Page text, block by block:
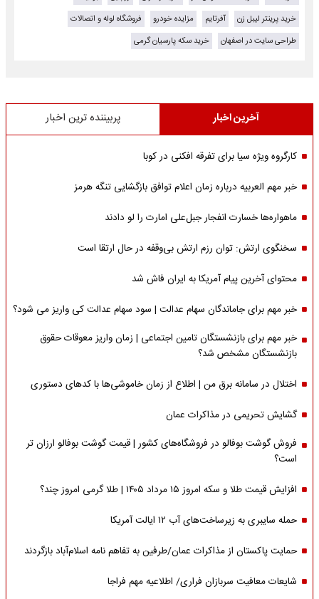
خرید پرینتر لیبل زن
آفرتایم مزایده خودرو
فروشگاه لوله و اتصالات
طراحی سایت در اصفهان
خرید سکه پارسیان گرمی
آخرین اخبار پربیننده ترین اخبار
کارگروه ویژه سیا برای تفرقه افکنی در کوبا
خبر مهم العربیه درباره زمان اعلام توافق بازگشایی تنگه هرمز
ماهواره‌‌ها خسارت انفجار جبل‌علی امارت را لو دادند
سخنگوی ارتش: توان رزم ارتش بی‌وقفه در حال ارتقا است
محتوای آخرین پیام آمریکا به ایران فاش شد
خبر مهم برای جاماندگان سهام عدالت | سود سهام عدالت کی واریز می شود؟
خبر مهم برای بازنشستگان تامین اجتماعی | زمان واریز معوقات حقوق
بازنشستگان مشخص شد؟
اختلال در سامانه برق من | اطلاع از زمان خاموشی‌ها با کدهای دستوری
گشایش تحریمی در مذاکرات عمان
فروش گوشت بوفالو در فروشگاه‌های کشور | قیمت گوشت بوفالو ارزان تر
است؟
افزایش قیمت طلا و سکه امروز ۱۵ مرداد ۱۴۰۵ | طلا گرمی امروز چند؟
حمله سایبری به زیرساخت‌های آب ۱۲ ایالت آمریکا
حمایت پاکستان از مذاکرات عمان/طرفین به تفاهم نامه اسلام‌آباد بازگردند
شایعات معافیت سربازان فراری/ اطلاعیه مهم فراجا